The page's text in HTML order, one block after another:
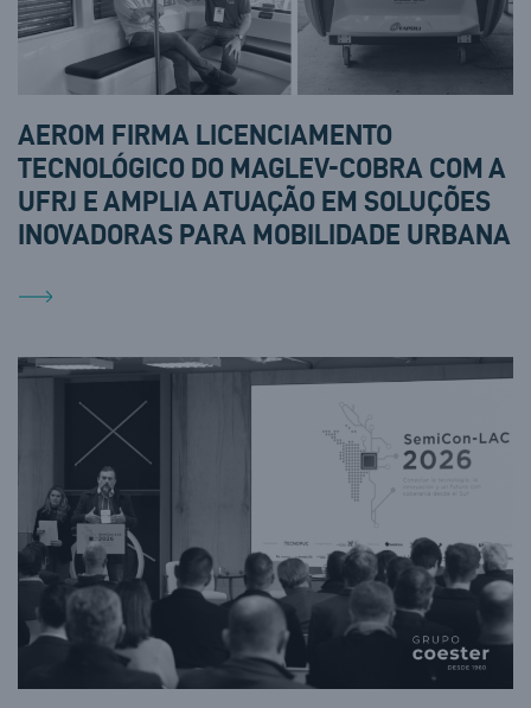
AEROM FIRMA LICENCIAMENTO
TECNOLÓGICO DO MAGLEV-COBRA COM A
UFRJ E AMPLIA ATUAÇÃO EM SOLUÇÕES
INOVADORAS PARA MOBILIDADE URBANA